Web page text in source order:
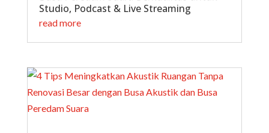
Studio, Podcast & Live Streaming
read more